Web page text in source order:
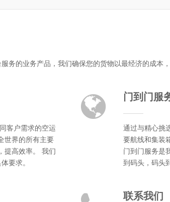
务的业务产品，我们确保您的货物以最经济的成本
客户需求的空运
世界的所有主要
提高效率。 我们
要求。
门到门服
通过与精心挑
要航线和集装
门到门服务是
到码头，码头
联系我们